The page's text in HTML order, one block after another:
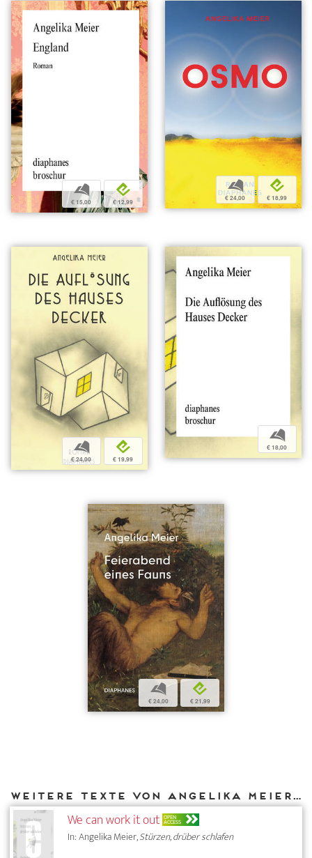
b
€ 15,00
e
€ 12,99
b
€ 24,00
e
€ 18,99
b
€ 24,00
e
€ 19,99
b
€ 18,00
b
€ 24,00
e
€ 21,99
Weitere Texte von Angelika Meier bei DIAPHANES
We can work it out OPEN
ACCESS
In: Angelika Meier,Stürzen, drüber schlafen